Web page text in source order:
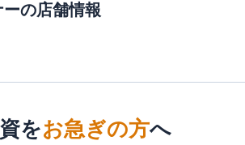
の店舗情報
をお急ぎの方へ